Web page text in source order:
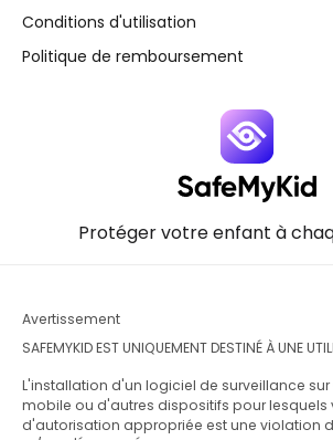
Conditions d'utilisation
Politique de remboursement
Protéger votre enfant à
Avertissement
SAFEMYKID EST UNIQUEMENT DESTINÉ À UNE
L'installation d'un logiciel de surveillance
mobile ou d'autres dispositifs pour lesquels
d'autorisation appropriée est une violation